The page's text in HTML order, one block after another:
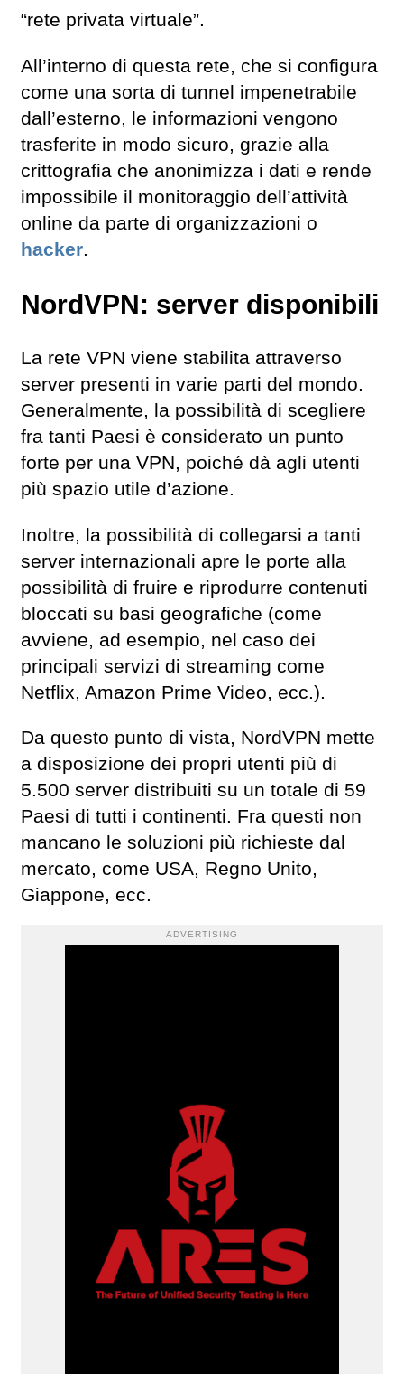
“rete privata virtuale”.
All’interno di questa rete, che si configura
come una sorta di tunnel impenetrabile
dall’esterno, le informazioni vengono
trasferite in modo sicuro, grazie alla
crittografia che anonimizza i dati e rende
impossibile il monitoraggio dell’attività
online da parte di organizzazioni o
hacker.
NordVPN: server disponibili
La rete VPN viene stabilita attraverso
server presenti in varie parti del mondo.
Generalmente, la possibilità di scegliere
fra tanti Paesi è considerato un punto
forte per una VPN, poiché dà agli utenti
più spazio utile d’azione.
Inoltre, la possibilità di collegarsi a tanti
server internazionali apre le porte alla
possibilità di fruire e riprodurre contenuti
bloccati su basi geografiche (come
avviene, ad esempio, nel caso dei
principali servizi di streaming come
Netflix, Amazon Prime Video, ecc.).
Da questo punto di vista, NordVPN mette
a disposizione dei propri utenti più di
5.500 server distribuiti su un totale di 59
Paesi di tutti i continenti. Fra questi non
mancano le soluzioni più richieste dal
mercato, come USA, Regno Unito,
Giappone, ecc.
ADVERTISING